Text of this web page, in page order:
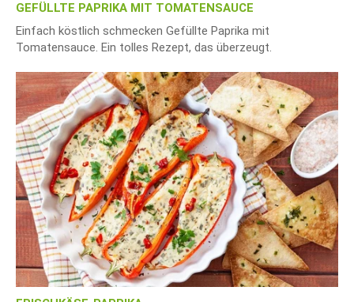
GEFÜLLTE PAPRIKA MIT TOMATENSAUCE
Einfach köstlich schmecken Gefüllte Paprika mit
Tomatensauce. Ein tolles Rezept, das überzeugt.